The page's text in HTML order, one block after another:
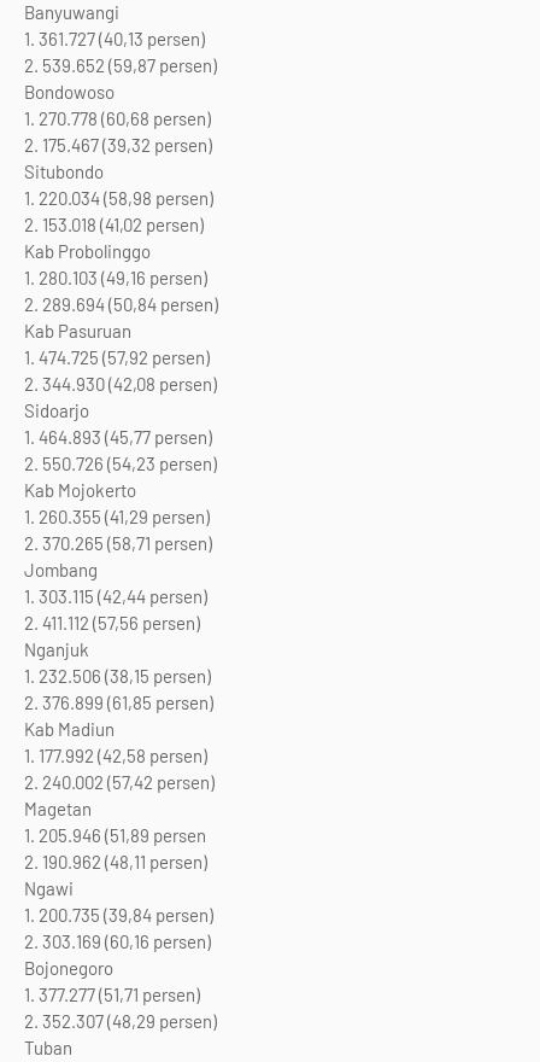
Banyuwangi
1. 361.727 (40,13 persen)
2. 539.652 (59,87 persen)
Bondowoso
1. 270.778 (60,68 persen)
2. 175.467 (39,32 persen)
Situbondo
1. 220.034 (58,98 persen)
2. 153.018 (41,02 persen)
Kab Probolinggo
1. 280.103 (49,16 persen)
2. 289.694 (50,84 persen)
Kab Pasuruan
1. 474.725 (57,92 persen)
2. 344.930 (42,08 persen)
Sidoarjo
1. 464.893 (45,77 persen)
2. 550.726 (54,23 persen)
Kab Mojokerto
1. 260.355 (41,29 persen)
2. 370.265 (58,71 persen)
Jombang
1. 303.115 (42,44 persen)
2. 411.112 (57,56 persen)
Nganjuk
1. 232.506 (38,15 persen)
2. 376.899 (61,85 persen)
Kab Madiun
1. 177.992 (42,58 persen)
2. 240.002 (57,42 persen)
Magetan
1. 205.946 (51,89 persen
2. 190.962 (48,11 persen)
Ngawi
1. 200.735 (39,84 persen)
2. 303.169 (60,16 persen)
Bojonegoro
1. 377.277 (51,71 persen)
2. 352.307 (48,29 persen)
Tuban